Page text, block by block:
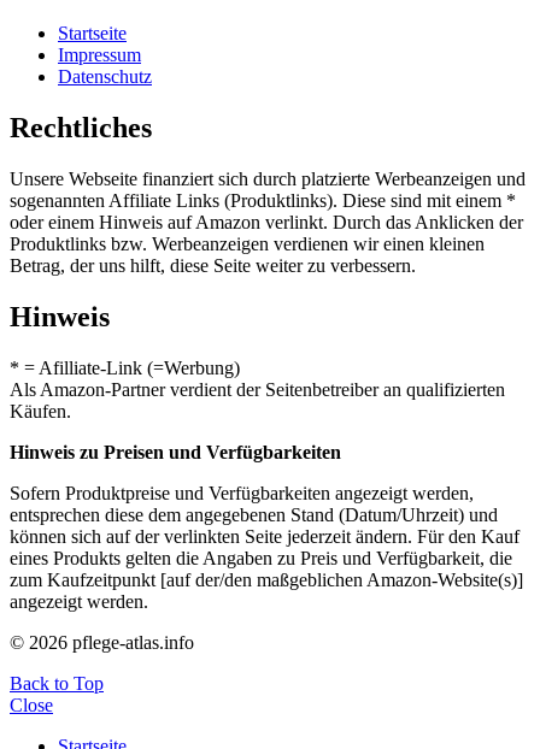
Startseite
Impressum
Datenschutz
Rechtliches
Unsere Webseite finanziert sich durch platzierte Werbeanzeigen und
sogenannten Affiliate Links (Produktlinks). Diese sind mit einem *
oder einem Hinweis auf Amazon verlinkt. Durch das Anklicken der
Produktlinks bzw. Werbeanzeigen verdienen wir einen kleinen
Betrag, der uns hilft, diese Seite weiter zu verbessern.
Hinweis
* = Afilliate-Link (=Werbung)
Als Amazon-Partner verdient der Seitenbetreiber an qualifizierten
Käufen.
Hinweis zu Preisen und Verfügbarkeiten
Sofern Produktpreise und Verfügbarkeiten angezeigt werden,
entsprechen diese dem angegebenen Stand (Datum/Uhrzeit) und
können sich auf der verlinkten Seite jederzeit ändern. Für den Kauf
eines Produkts gelten die Angaben zu Preis und Verfügbarkeit, die
zum Kaufzeitpunkt [auf der/den maßgeblichen Amazon-Website(s)]
angezeigt werden.
© 2026 pflege-atlas.info
Back to Top
Close